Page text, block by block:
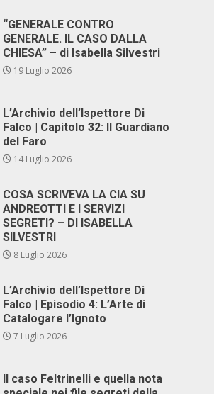
“GENERALE CONTRO
GENERALE. IL CASO DALLA
CHIESA” – di Isabella Silvestri
19 Luglio 2026
L’Archivio dell’Ispettore Di
Falco | Capitolo 32: Il Guardiano
del Faro
14 Luglio 2026
COSA SCRIVEVA LA CIA SU
ANDREOTTI E I SERVIZI
SEGRETI? – DI ISABELLA
SILVESTRI
8 Luglio 2026
L’Archivio dell’Ispettore Di
Falco | Episodio 4: L’Arte di
Catalogare l’Ignoto
7 Luglio 2026
Il caso Feltrinelli e quella nota